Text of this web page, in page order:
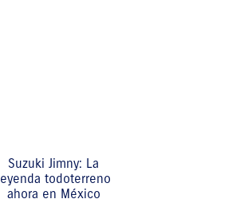
Suzuki Jimny: La
leyenda todoterreno
ahora en México